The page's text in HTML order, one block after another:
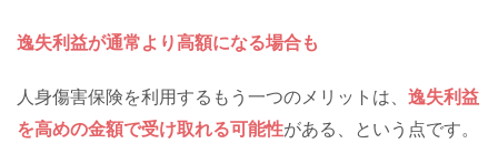
逸失利益が通常より高額になる場合も
人身傷害保険を利用するもう一つのメリットは、 逸失利益
を高めの金額で受け取れる可能性がある、という点です。